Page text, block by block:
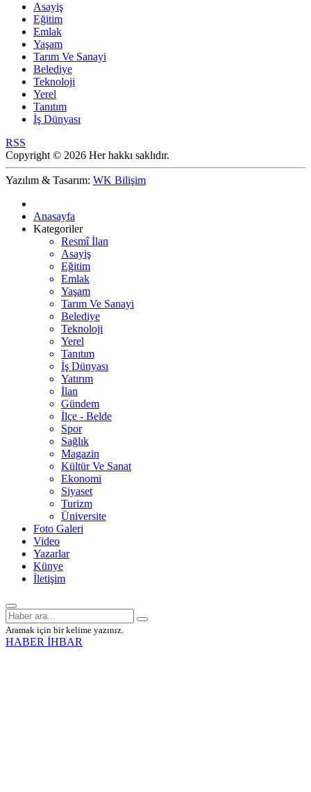
Asayiş
Eğitim
Emlak
Yaşam
Tarım Ve Sanayi
Belediye
Teknoloji
Yerel
Tanıtım
İş Dünyası
RSS
Copyright © 2026 Her hakkı saklıdır.
Yazılım & Tasarım: WK Bilişim
Anasayfa
Kategoriler
Resmî İlan
Asayiş
Eğitim
Emlak
Yaşam
Tarım Ve Sanayi
Belediye
Teknoloji
Yerel
Tanıtım
İş Dünyası
Yatırım
İlan
Gündem
İlçe - Belde
Spor
Sağlık
Magazin
Kültür Ve Sanat
Ekonomi
Siyaset
Turizm
Üniversite
Foto Galeri
Video
Yazarlar
Künye
İletişim
Aramak için bir kelime yazınız.
HABER İHBAR